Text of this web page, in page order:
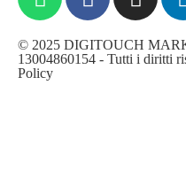
© 2025 DIGITOUCH
13004860154 - Tutti i diritti
Policy